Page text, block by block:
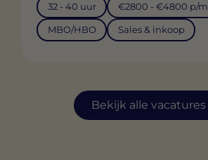
Bekijk alle vacatures
32 - 40 uur €2800 - €4800 p/m
MBO/HBO Sales & inkoop